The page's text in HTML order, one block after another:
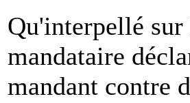
Qu'interpellé sur
mandataire
mandant contre